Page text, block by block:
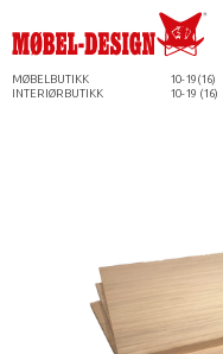
MØBELBUTIKK 10-19(16)
INTERIØRBUTIKK
10-19 (16)